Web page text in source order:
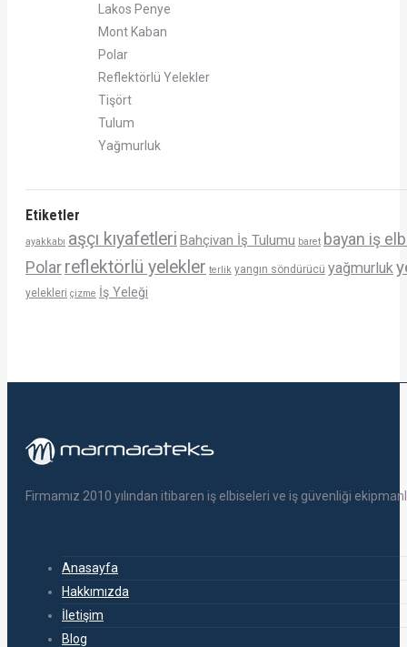
Lakos Penye
Mont Kaban
Polar
Reflektörlü Yelekler
Tişört
Tulum
Yağmurluk
Etiketler
ayakkabı aşçı kıyafetleri Bahçivan İş Tulumu baret bayan iş
Polar reflektörlü yelekler terlik yangın söndürücü yağmurluk
yelekleri çizme İş Yeleği
Firmamız 2010 yılından itibaren iş elbiseleri ve iş güvenliği
Anasayfa
Hakkımızda
İletişim
Blog